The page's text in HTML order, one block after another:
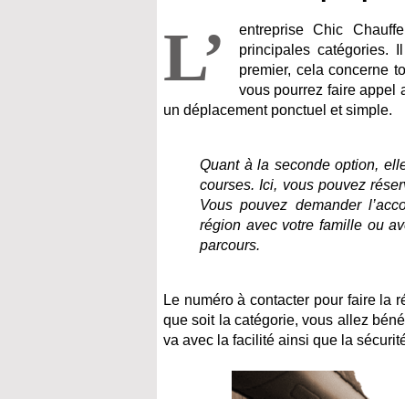
L’
entreprise Chic
principales catégories.
premier, cela concerne
vous pourrez faire appel
un déplacement ponctuel et simple.
Quant à la seconde option,
courses. Ici, vous pouvez
Vous pouvez demander
région avec votre famille ou
parcours.
Le numéro à contacter pour faire la
que soit la catégorie, vous allez
va avec la facilité ainsi que la